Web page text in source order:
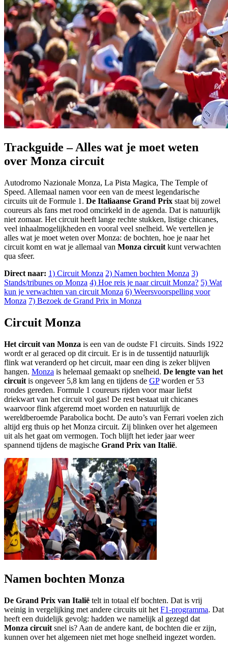
Trackguide – Alles wat je moet weten
over Monza circuit
Autodromo Nazionale Monza, La Pista Magica, The Temple of
Speed. Allemaal namen voor een van de meest legendarische
circuits uit de Formule 1. De Italiaanse Grand Prix staat bij zowel
coureurs als fans met rood omcirkeld in de agenda. Dat is natuurlijk
niet zomaar. Het circuit heeft lange rechte stukken, listige chicanes,
veel inhaalmogelijkheden en vooral veel snelheid. We vertellen je
alles wat je moet weten over Monza: de bochten, hoe je naar het
circuit komt en wat je allemaal van Monza circuit kunt verwachten
qua sfeer.
Direct naar: 1) Circuit Monza 2) Namen bochten Monza 3)
Stands/tribunes op Monza 4) Hoe reis je naar circuit Monza? 5) Wat
kun je verwachten van circuit Monza 6) Weersvoorspelling voor
Monza 7) Bezoek de Grand Prix in Monza
Circuit Monza
Het circuit van Monza is een van de oudste F1 circuits. Sinds 1922
wordt er al geraced op dit circuit. Er is in de tussentijd natuurlijk
flink wat veranderd op het circuit, maar een ding is zeker blijven
hangen. Monza is helemaal gemaakt op snelheid. De lengte van het
circuit is ongeveer 5,8 km lang en tijdens de GPworden er 53
rondes gereden. Formule 1 coureurs rijden voor maar liefst
driekwart van het circuit vol gas! De rest bestaat uit chicanes
waarvoor flink afgeremd moet worden en natuurlijk de
wereldberoemde Parabolica bocht. De auto’s van Ferrari voelen zich
altijd erg thuis op het Monza circuit. Zij blinken over het algemeen
uit als het gaat om vermogen. Toch blijft het ieder jaar weer
spannend tijdens de magische Grand Prix van Italië.
Namen bochten Monza
De Grand Prix van Italië telt in totaal elf bochten. Dat is vrij
weinig in vergelijking met andere circuits uit het F1-programma. Dat
heeft een duidelijk gevolg: hadden we namelijk al gezegd dat
Monza circuit snel is? Aan de andere kant, de bochten die er zijn,
kunnen over het algemeen niet met hoge snelheid ingezet worden.